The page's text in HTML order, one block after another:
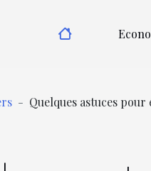
Quelques astuces